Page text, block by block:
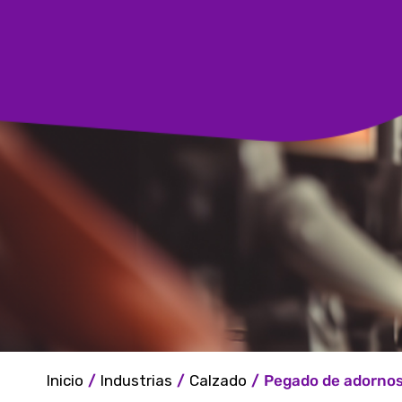
Inicio / Industrias / Calzado / Pegado de